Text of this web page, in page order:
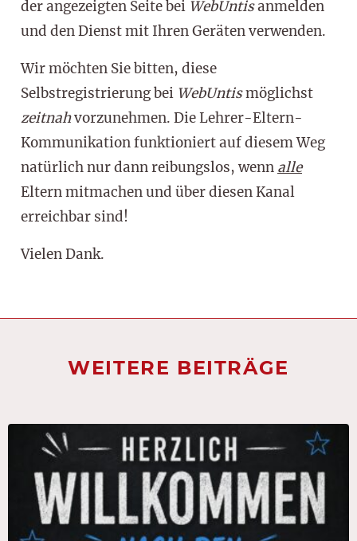
der angezeigten Seite bei WebUntisanmelden
und den Dienst mit Ihren Geräten verwenden.
Wir möchten Sie bitten, diese
Selbstregistrierung bei WebUntismöglichst
zeitnahvorzunehmen. Die Lehrer-Eltern-
Kommunikation funktioniert auf diesem Weg
natürlich nur dann reibungslos, wenn alle
Eltern mitmachen und über diesen Kanal
erreichbar sind!
Vielen Dank.
WEITERE BEITRÄGE